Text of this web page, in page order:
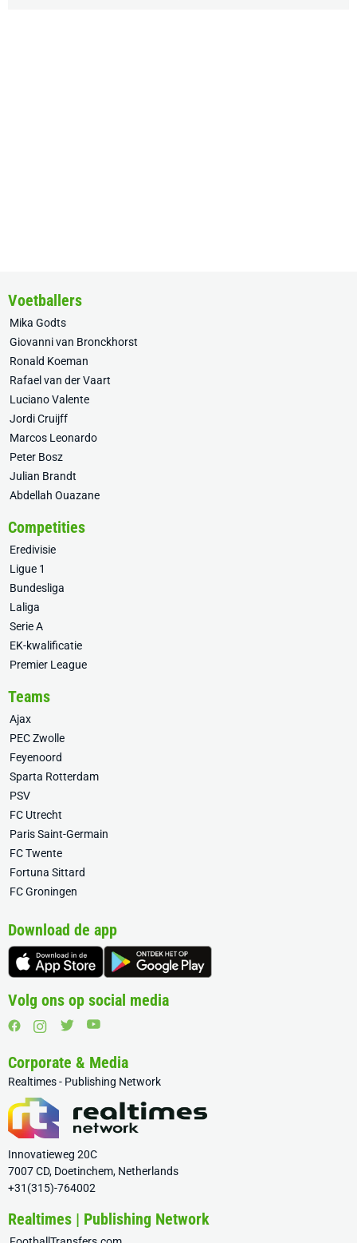
Voetballers
Mika Godts
Giovanni van Bronckhorst
Ronald Koeman
Rafael van der Vaart
Luciano Valente
Jordi Cruijff
Marcos Leonardo
Peter Bosz
Julian Brandt
Abdellah Ouazane
Competities
Eredivisie
Ligue 1
Bundesliga
Laliga
Serie A
EK-kwalificatie
Premier League
Teams
Ajax
PEC Zwolle
Feyenoord
Sparta Rotterdam
PSV
FC Utrecht
Paris Saint-Germain
FC Twente
Fortuna Sittard
FC Groningen
Download de app
Volg ons op social media
Corporate & Media
Realtimes - Publishing Network
Innovatieweg 20C
7007 CD, Doetinchem, Netherlands
+31(315)-764002
Realtimes | Publishing Network